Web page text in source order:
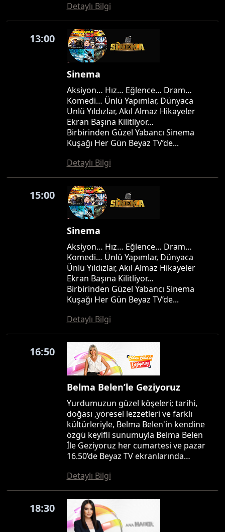
Detaylı Bilgi
13:00
Sinema
Aksiyon… Hız… Eğlence… Dram…
Komedi… Ünlü Yapımlar, Dünyaca
Ünlü Yıldızlar, Akıl Almaz Hikayeler
Ekran Başına Kilitliyor…
Birbirinden Güzel Yabancı Sinema
Kuşağı Her Gün Beyaz TV’de...
Detaylı Bilgi
15:00
Sinema
Aksiyon… Hız… Eğlence… Dram…
Komedi… Ünlü Yapımlar, Dünyaca
Ünlü Yıldızlar, Akıl Almaz Hikayeler
Ekran Başına Kilitliyor…
Birbirinden Güzel Yabancı Sinema
Kuşağı Her Gün Beyaz TV’de...
Detaylı Bilgi
16:50
Belma Belen’le Geziyoruz
Yurdumuzun güzel köşeleri; tarihi,
doğası ,yöresel lezzetleri ve farklı
kültürleriyle, Belma Belen'in kendine
özgü keyifli sunumuyla Belma Belen
İle Geziyoruz her cumartesi ve pazar
16.50’de Beyaz TV ekranlarında…
Detaylı Bilgi
18:30